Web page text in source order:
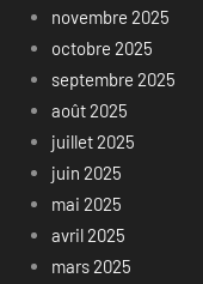
novembre 2025
octobre 2025
septembre 2025
août 2025
juillet 2025
juin 2025
mai 2025
avril 2025
mars 2025